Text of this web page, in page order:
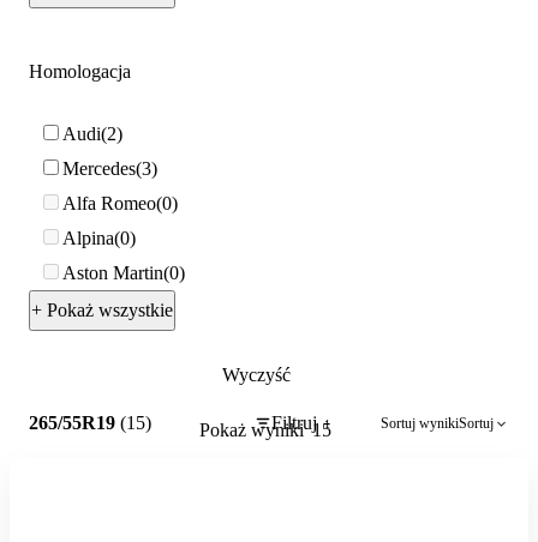
Homologacja
Audi 2
Mercedes 3
Alfa Romeo 0
Alpina 0
Aston Martin 0
+ Pokaż wszystkie
Wyczyść
Pokaż wyniki 15
265/55R19 (15) Filtruj 1 Sortuj wynikiSortuj